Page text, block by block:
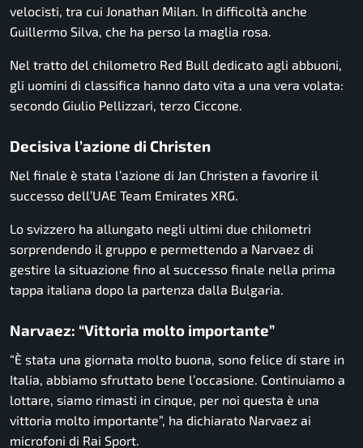
velocisti, tra cui Jonathan Milan. In difficoltà anche
Guillermo Silva, che ha perso la maglia rosa.
Nel tratto del chilometro Red Bull dedicato agli abbuoni,
gli uomini di classifica hanno dato vita a una vera volata:
secondo Giulio Pellizzari, terzo Ciccone.
Decisiva l’azione di Christen
Nel finale è stata l’azione di Jan Christen a favorire il
successo dell’UAE Team Emirates XRG.
Lo svizzero ha allungato negli ultimi due chilometri
sorprendendo il gruppo e permettendo a Narvaez di
gestire la situazione fino al successo finale nella prima
tappa italiana dopo la partenza dalla Bulgaria.
Narvaez: “Vittoria molto importante”
“È stata una giornata molto buona, sono felice di stare in
Italia, abbiamo sfruttato bene l’occasione. Continuiamo a
lottare, siamo rimasti in cinque, per noi questa è una
vittoria molto importante”, ha dichiarato Narvaez ai
microfoni di Rai Sport.